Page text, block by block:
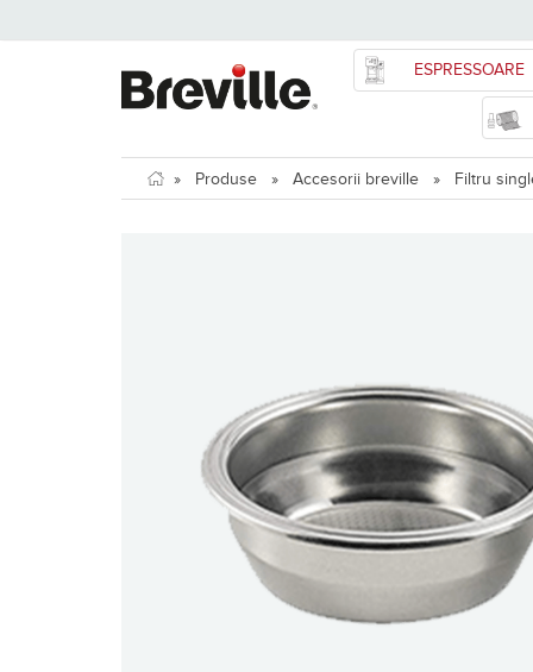
ESPRESSOARE
» Produse » Accesorii breville » Filtru